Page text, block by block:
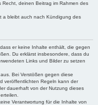
deinen Beitrag im Rahmen des
a bleibt auch nach Kündigung des
er keine Inhalte enthält, die gegen
Du erklärst insbesondere, dass du
Links und Bilder zu setzen
Bei Verstößen gegen diese
veröffentlichten Regeln kann der
dauerhaft von der Nutzung dieses
Verantwortung für die Inhalte von